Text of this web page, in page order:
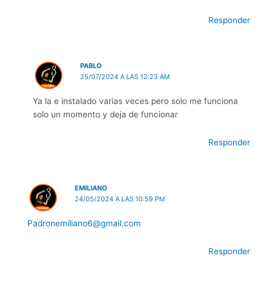
Responder
PABLO
25/07/2024 A LAS 12:23 AM
Ya la e instalado varias veces pero solo me funciona
solo un momento y deja de funcionar
Responder
EMILIANO
24/05/2024 A LAS 10:59 PM
Padronemiliano6@gmail.com
Responder